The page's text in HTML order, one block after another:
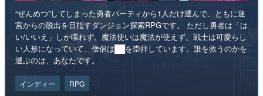
“ぜんめつ”してしまった勇者パーティから1人だけ選んで、ともに迷
宮からの脱出を目指すダンジョン探索RPGです。 ただし勇者は「は
い/いいえ」しか喋れず、魔法使いは魔法が使えず、戦士は可愛らし
い人形になっていて、僧侶は██を崇拝しています。誰を救うのかを
選ぶのは、あなたです。
インディー RPG